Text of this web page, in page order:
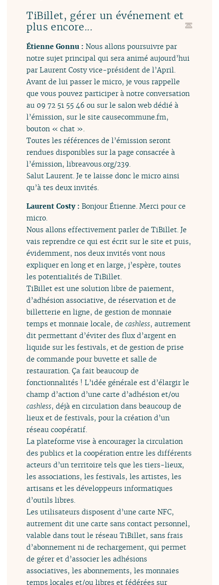
TiBillet, gérer un événement et
plus encore...
Étienne Gonnu :Nous allons poursuivre par
notre sujet principal qui sera animé aujourd’hui
par Laurent Costy vice-président de l’April.
Avant de lui passer le micro, je vous rappelle
que vous pouvez participer à notre conversation
au 09 72 51 55 46 ou sur le salon web dédié à
l’émission, sur le site causecommune.fm,
bouton « chat ».
Toutes les références de l’émission seront
rendues disponibles sur la page consacrée à
l’émission, libreavous.org/239.
Salut Laurent. Je te laisse donc le micro ainsi
qu’à tes deux invités.
Laurent Costy :Bonjour Étienne. Merci pour ce
micro.
Nous allons effectivement parler de TiBillet. Je
vais reprendre ce qui est écrit sur le site et puis,
évidemment, nos deux invités vont nous
expliquer en long et en large, j’espère, toutes
les potentialités de TiBillet.
TiBillet est une solution libre de paiement,
d’adhésion associative, de réservation et de
billetterie en ligne, de gestion de monnaie
temps et monnaie locale, decashless, autrement
dit permettant d’éviter des flux d’argent en
liquide sur les festivals, et de gestion de prise
de commande pour buvette et salle de
restauration. Ça fait beaucoup de
fonctionnalités ! L’idée générale est d’élargir le
champ d’action d’une carte d’adhésion et/ou
cashless, déjà en circulation dans beaucoup de
lieux et de festivals, pour la création d’un
réseau coopératif.
La plateforme vise à encourager la circulation
des publics et la coopération entre les différents
acteurs d’un territoire tels que les tiers-lieux,
les associations, les festivals, les artistes, les
artisans et les développeurs informatiques
d’outils libres.
Les utilisateurs disposent d’une carte NFC,
autrement dit une carte sans contact personnel,
valable dans tout le réseau TiBillet, sans frais
d’abonnement ni de rechargement, qui permet
de gérer et d’associer les adhésions
associatives, les abonnements, les monnaies
temps locales et/ou libres et fédérées sur